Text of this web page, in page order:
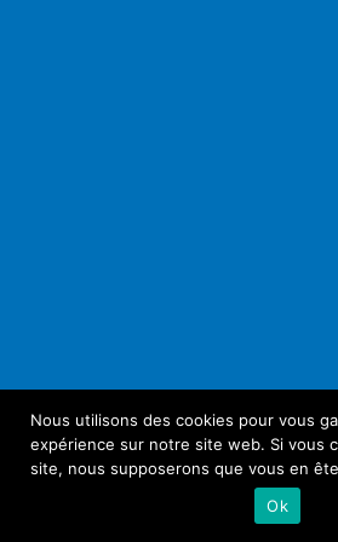
Nous utilisons des cookies pour vous
expérience sur notre site web. Si vous
site, nous supposerons que vous en
Ok